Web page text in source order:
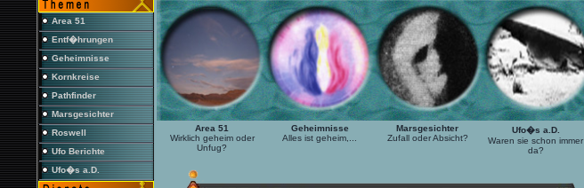
Area 51
Entf�hrungen
Geheimnisse
Kornkreise
Pathfinder
Marsgesichter
Roswell
Ufo Berichte
Ufo�s a.D.
Area 51
Wirklich geheim oder
Unfug?
Geheimnisse
Alles ist geheim,...
Marsgesichter
Zufall oder Absicht?
Ufo�s a.D.
Waren sie schon immer
da?